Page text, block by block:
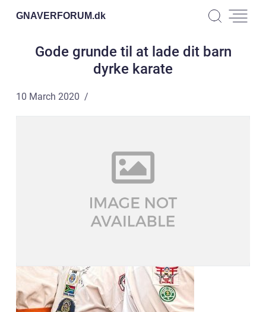
GNAVERFORUM.dk
Gode grunde til at lade dit barn
dyrke karate
10 March 2020